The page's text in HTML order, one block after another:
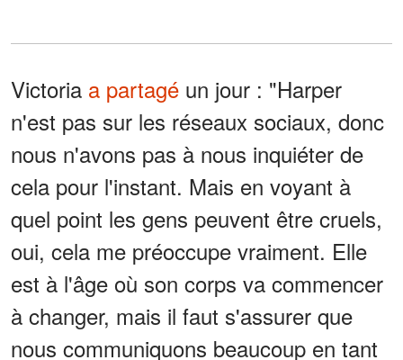
Victoria a partagé un jour : "Harper
n'est pas sur les réseaux sociaux, donc
nous n'avons pas à nous inquiéter de
cela pour l'instant. Mais en voyant à
quel point les gens peuvent être cruels,
oui, cela me préoccupe vraiment. Elle
est à l'âge où son corps va commencer
à changer, mais il faut s'assurer que
nous communiquons beaucoup en tant